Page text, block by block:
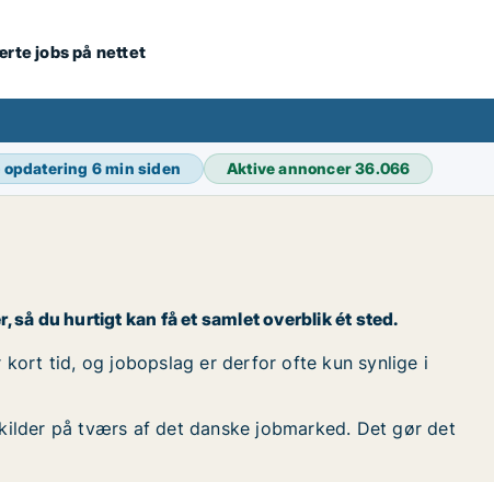
jobs på nettet
opdatering 6 min siden Aktive annoncer36.066
så du hurtigt kan få et samlet overblik ét sted.
kort tid, og jobopslag er derfor ofte kun synlige i
på tværs af det danske jobmarked. Det gør det